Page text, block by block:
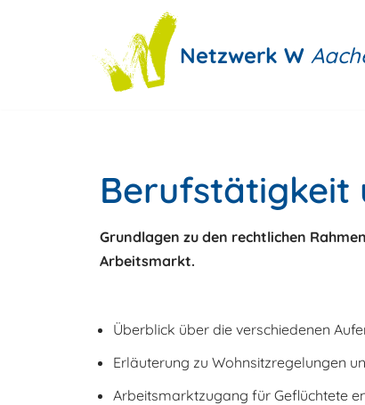
Netzwerk W
Berufstätigkeit
Grundlagen zu den rechtlichen
Arbeitsmarkt.
Überblick über die verschiedenen
Erläuterung zu Wohnsitzregelungen
Arbeitsmarktzugang für Geflüchtete